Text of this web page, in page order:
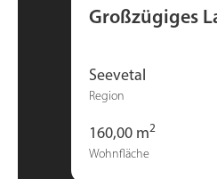
Großzügiges
Seevetal
Region
160,00 m2
Wohnfläche